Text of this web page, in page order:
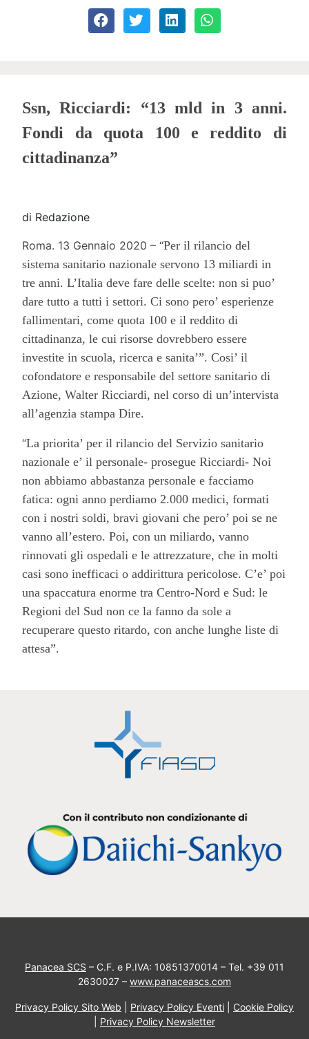
Ssn, Ricciardi: “13 mld in 3 anni.
Fondi da quota 100 e reddito di
cittadinanza”
di Redazione
Roma. 13 Gennaio 2020 – “Per il rilancio del
sistema sanitario nazionale servono 13 miliardi in
tre anni. L’Italia deve fare delle scelte: non si puo’
dare tutto a tutti i settori. Ci sono pero’ esperienze
fallimentari, come quota 100 e il reddito di
cittadinanza, le cui risorse dovrebbero essere
investite in scuola, ricerca e sanita’”. Cosi’ il
cofondatore e responsabile del settore sanitario di
Azione, Walter Ricciardi, nel corso di un’intervista
all’agenzia stampa Dire.
“La priorita’ per il rilancio del Servizio sanitario
nazionale e’ il personale- prosegue Ricciardi- Noi
non abbiamo abbastanza personale e facciamo
fatica: ogni anno perdiamo 2.000 medici, formati
con i nostri soldi, bravi giovani che pero’ poi se ne
vanno all’estero. Poi, con un miliardo, vanno
rinnovati gli ospedali e le attrezzature, che in molti
casi sono inefficaci o addirittura pericolose. C’e’ poi
una spaccatura enorme tra Centro-Nord e Sud: le
Regioni del Sud non ce la fanno da sole a
recuperare questo ritardo, con anche lunghe liste di
attesa”.
Panacea SCS – C.F. e P.IVA: 10851370014 – Tel. +39 011
2630027 – www.panaceascs.com
Privacy Policy Sito Web Privacy Policy Eventi
Cookie Policy
Privacy Policy Newsletter